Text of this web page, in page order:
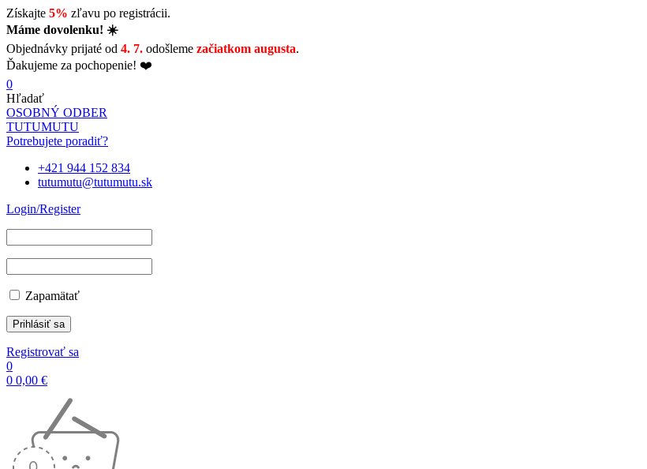
Získajte 5% zľavu po registrácii.
Máme dovolenku! ☀️
Objednávky prijaté od 4. 7. odošleme začiatkom augusta.
Ďakujeme za pochopenie! ❤️
0
Hľadať
OSOBNÝ ODBER
TUTUMUTU
Potrebujete poradiť?
+421 944 152 834
tutumutu@tutumutu.sk
Login/Register
Zapamätať
Registrovať sa
0
0 0,00 €